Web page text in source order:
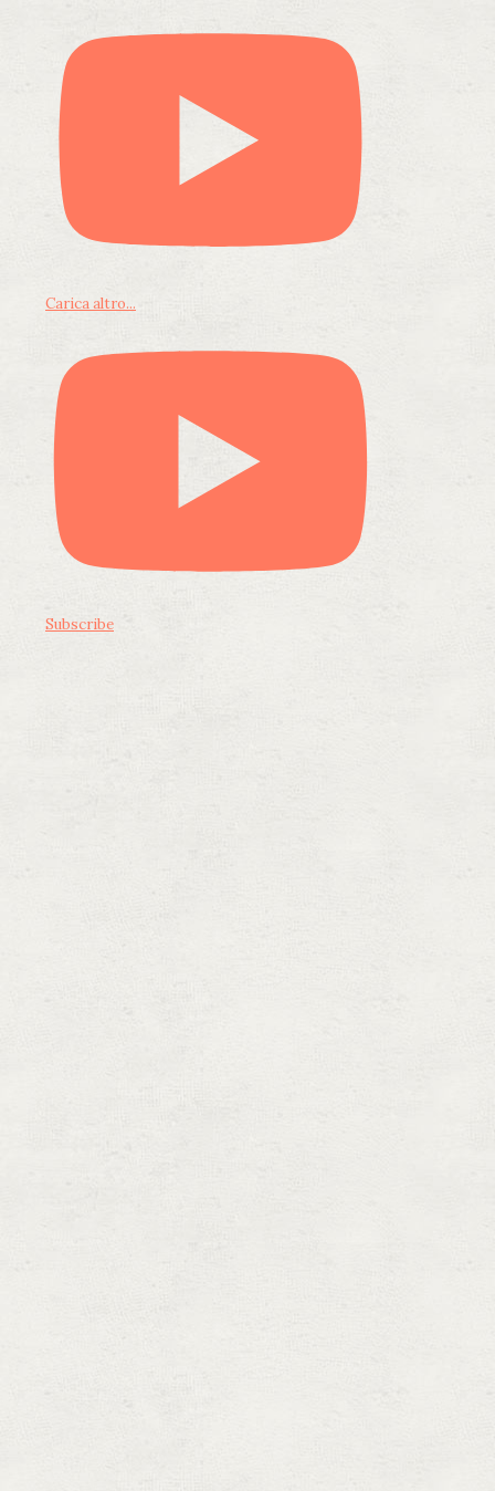
Carica altro...
Subscribe